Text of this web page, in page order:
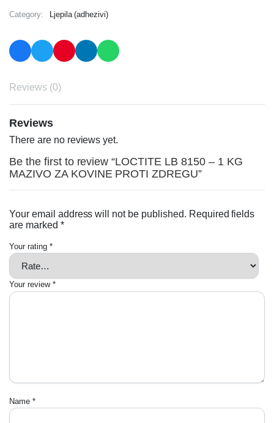
Category: Ljepila (adhezivi)
Reviews (0)
Reviews
There are no reviews yet.
Be the first to review “LOCTITE LB 8150 – 1 KG
MAZIVO ZA KOVINE PROTI ZDREGU”
Your email address will not be published. Required fields
are marked *
Your rating *
Your review *
Name *